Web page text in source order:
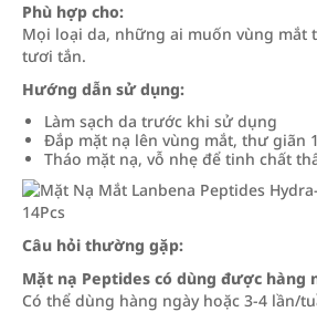
Phù hợp cho:
Mọi loại da, những ai muốn vùng mắt
tươi tắn.
Hướng dẫn sử dụng:
Làm sạch da trước khi sử dụng
Đắp mặt nạ lên vùng mắt, thư giãn
Tháo mặt nạ, vỗ nhẹ để tinh chất
Câu hỏi thường gặp:
Mặt nạ Peptides có dùng được hàng
Có thể dùng hàng ngày hoặc 3-4 lần/